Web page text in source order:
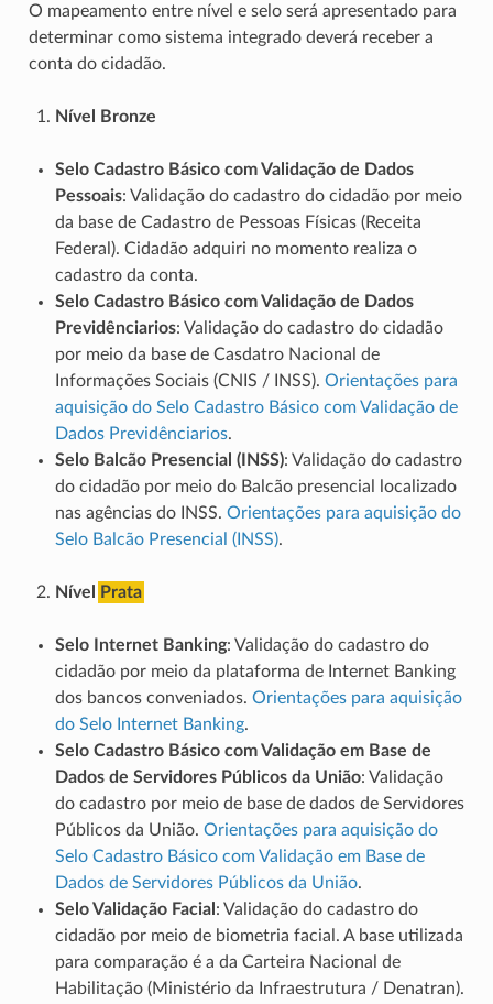
O mapeamento entre nível e selo será apresentado para
determinar como sistema integrado deverá receber a
conta do cidadão.
Nível Bronze
Selo Cadastro Básico com Validação de Dados
Pessoais: Validação do cadastro do cidadão por meio
da base de Cadastro de Pessoas Físicas (Receita
Federal). Cidadão adquiri no momento realiza o
cadastro da conta.
Selo Cadastro Básico com Validação de Dados
Previdênciarios: Validação do cadastro do cidadão
por meio da base de Casdatro Nacional de
Informações Sociais (CNIS / INSS). Orientações para
aquisição do Selo Cadastro Básico com Validação de
Dados Previdênciarios.
Selo Balcão Presencial (INSS): Validação do cadastro
do cidadão por meio do Balcão presencial localizado
nas agências do INSS. Orientações para aquisição do
Selo Balcão Presencial (INSS).
Nível Prata
Selo Internet Banking: Validação do cadastro do
cidadão por meio da plataforma de Internet Banking
dos bancos conveniados. Orientações para aquisição
do Selo Internet Banking.
Selo Cadastro Básico com Validação em Base de
Dados de Servidores Públicos da União: Validação
do cadastro por meio de base de dados de Servidores
Públicos da União. Orientações para aquisição do
Selo Cadastro Básico com Validação em Base de
Dados de Servidores Públicos da União.
Selo Validação Facial : Validação do cadastro do
cidadão por meio de biometria facial. A base utilizada
para comparação é a da Carteira Nacional de
Habilitação (Ministério da Infraestrutura / Denatran).